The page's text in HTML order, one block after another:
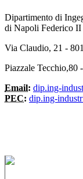
Dipartimento di
di Napoli Federico II
Via Claudio, 21 -
Piazzale Tecchio,80
Email: dip.ing-
PEC: dip.ing-